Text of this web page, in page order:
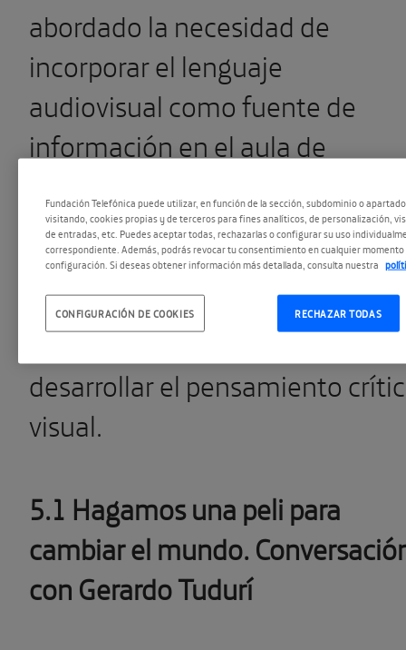
abordado la necesidad de
incorporar el lenguaje
audiovisual como fuente de
información en el aula de
pedagógico los valores que la
industria del entretenimiento
utiliza vinculados al placer y al
ocio así como la importancia de
desarrollar el pensamiento
visual.
5.1 Hagamos una peli para
cambiar el mundo.
con Gerardo Tudurí
Fundación Telefónica puede utilizar, en función de la sección, subdominio o
visitando, cookies propias y de terceros para fines analíticos, de personalización,
de entradas, etc. Puedes aceptar todas, rechazarlas o configurar su uso
correspondiente. Además, podrás revocar tu consentimiento en cualquier momento
configuración. Si deseas obtener información más detallada, consulta nuestra
RECHAZAR TODAS
CONFIGURACIÓN DE COOKIES